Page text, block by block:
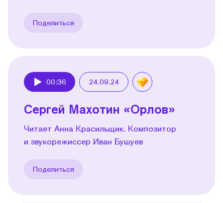
Поделиться
00:36 24.09.24
Сергей Махотин «Орлов»
Читает Анна Красильщик. Композитор
и звукорежиссер Иван Бушуев
Поделиться